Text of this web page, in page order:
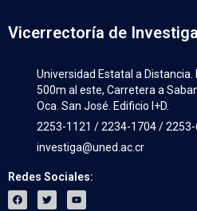
Vicerrectoría de
Universidad Estatal a Distancia.
500m al este, Carretera a
Oca. San José. Edificio I+D.
2253-1121 / 2234-1704 /
investiga@uned.ac.cr
Redes Sociales: